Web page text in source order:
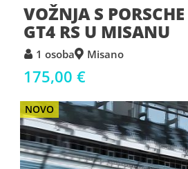
VOŽNJA S
GT4 RS U MISANU
1 osoba Misano
175,00 €
NOVO